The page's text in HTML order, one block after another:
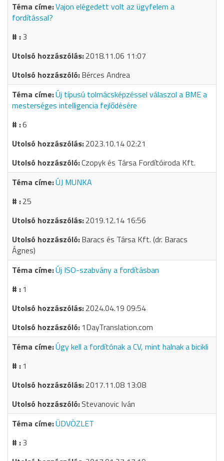
Vajon elégedett volt az ügyfelem a
fordítással?
3
2018.11.06 11:07
Bérces Andrea
Új típusú tolmácsképzéssel válaszol a BME a
mesterséges intelligencia fejlődésére
6
2023.10.14 02:21
Czopyk és Társa Fordítóiroda Kft.
ÚJ MUNKA
25
2019.12.14 16:56
Baracs és Társa Kft. (dr. Baracs
Ágnes)
Új ISO-szabvány a fordításban
1
2024.04.19 09:54
1DayTranslation.com
Úgy kell a fordítónak a CV, mint halnak a bicikli
1
2017.11.08 13:08
Stevanovic Iván
ÜDVÖZLET
3